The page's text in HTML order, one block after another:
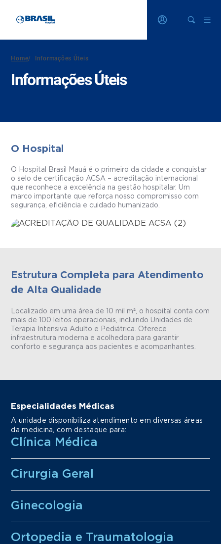
Home/ Informações Úteis
Informações Úteis
O Hospital
O Hospital Brasil Mauá é o primeiro da cidade a conquistar
o selo de certificação ACSA – acreditação internacional
que reconhece a excelência na gestão hospitalar. Um
marco importante que reforça nosso compromisso com
segurança, eficiência e cuidado humanizado.
Estrutura Completa para Atendimento
de Alta Qualidade
Localizado em uma área de 10 mil m², o hospital conta com
mais de 100 leitos operacionais, incluindo Unidades de
Terapia Intensiva Adulto e Pediátrica. Oferece
infraestrutura moderna e acolhedora para garantir
conforto e segurança aos pacientes e acompanhantes.
Especialidades Médicas
A unidade disponibiliza atendimento em diversas áreas
da medicina, com destaque para:
Clínica Médica
Cirurgia Geral
Ginecologia
Ortopedia e Traumatologia